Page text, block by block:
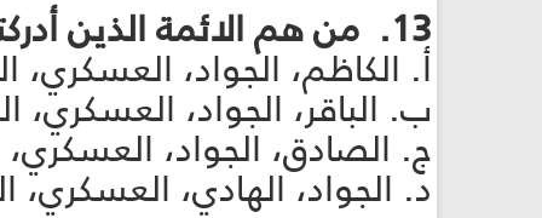
13. من هم الائمة الذين أدركتهم بنت الإمام الجواد عليه السلام
أ. الكاظم، الجواد، العسكري،
ب. الباقر، الجواد،
ج. الصادق، الجواد،
د. الجواد، الهادي،